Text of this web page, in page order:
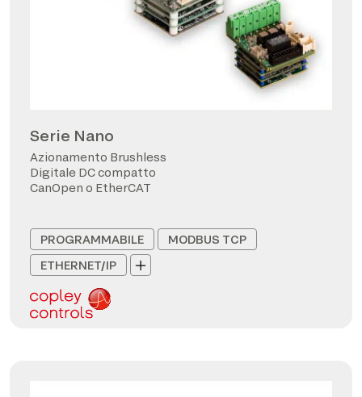
Serie Nano
Azionamento Brushless
Digitale DC compatto
CanOpen o EtherCAT
PROGRAMMABILE
MODBUS TCP
ETHERNET/IP